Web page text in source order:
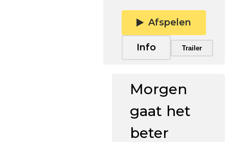
Afspelen
Info Trailer
Morgen
gaat het
beter